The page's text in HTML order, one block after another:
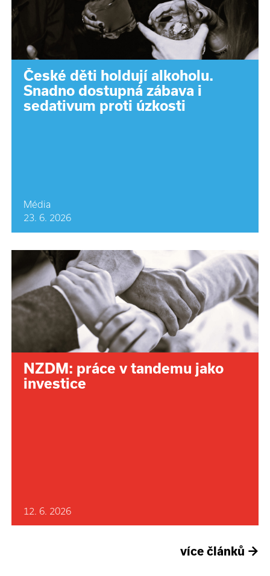
České děti holdují alkoholu.
Snadno dostupná zábava i
sedativum proti úzkosti
Média
23. 6. 2026
NZDM: práce v tandemu jako
investice
12. 6. 2026
více článků →